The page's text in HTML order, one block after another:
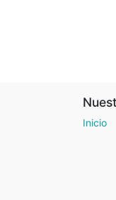
Inicio